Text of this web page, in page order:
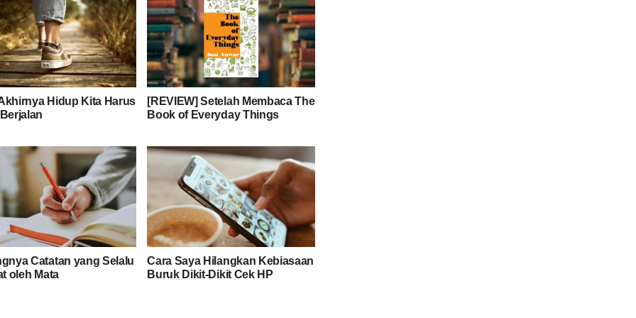
Hidup Kita Harus
[REVIEW] Setelah Membaca The
Book of Everyday Things
Catatan yang Selalu
oleh Mata
Cara Saya Hilangkan Kebiasaan
Buruk Dikit-Dikit Cek HP